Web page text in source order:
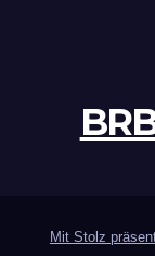
Mit Stolz